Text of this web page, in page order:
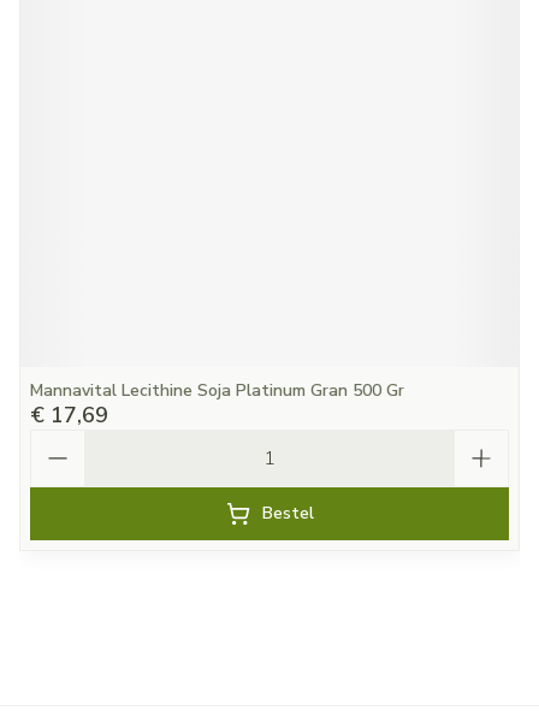
Mannavital Lecithine Soja Platinum Gran 500 Gr
€ 17,69
Bestel